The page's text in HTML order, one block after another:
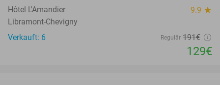
Hôtel L'Amandier 9.9 star
Libramont-Chevigny
Verkauft: 6
Regulär 191€
129€